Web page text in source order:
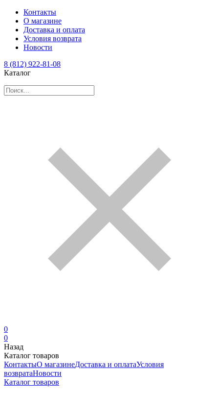
Контакты
О магазине
Доставка и оплата
Условия возврата
Новости
8 (812) 922-81-08
Каталог
0
0
Назад
Каталог товаров
КонтактыО магазинеДоставка и оплатаУсловия
возвратаНовости
Каталог товаров